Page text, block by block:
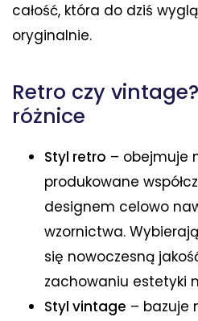
całość, która do dziś
oryginalnie.
Retro czy
różnice
Styl retro – obejmuje
produkowane
designem celowo
wzornictwa.
się nowoczesną
zachowaniu estetyki
Styl vintage – bazuje